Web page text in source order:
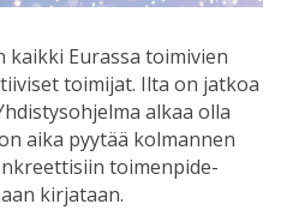
Eurassa toimivien
toimijat. Ilta on jatkoa
alkaa olla
aika pyytää kolmannen
toimenpide-
kirjataan.